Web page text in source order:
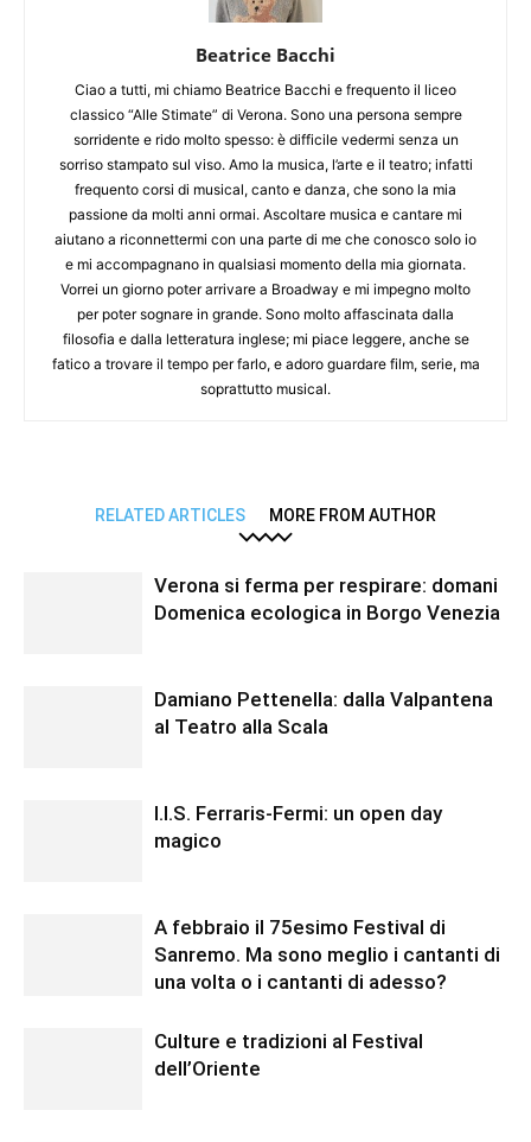
Beatrice Bacchi
Ciao a tutti, mi chiamo Beatrice Bacchi e frequento il liceo
classico “Alle Stimate” di Verona. Sono una persona sempre
sorridente e rido molto spesso: è difficile vedermi senza un
sorriso stampato sul viso. Amo la musica, l’arte e il teatro; infatti
frequento corsi di musical, canto e danza, che sono la mia
passione da molti anni ormai. Ascoltare musica e cantare mi
aiutano a riconnettermi con una parte di me che conosco solo io
e mi accompagnano in qualsiasi momento della mia giornata.
Vorrei un giorno poter arrivare a Broadway e mi impegno molto
per poter sognare in grande. Sono molto affascinata dalla
filosofia e dalla letteratura inglese; mi piace leggere, anche se
fatico a trovare il tempo per farlo, e adoro guardare film, serie, ma
soprattutto musical.
RELATED ARTICLES MORE FROM AUTHOR
Verona si ferma per respirare: domani
Domenica ecologica in Borgo Venezia
Damiano Pettenella: dalla Valpantena
al Teatro alla Scala
I.I.S. Ferraris-Fermi: un open day
magico
A febbraio il 75esimo Festival di
Sanremo. Ma sono meglio i cantanti di
una volta o i cantanti di adesso?
Culture e tradizioni al Festival
dell’Oriente